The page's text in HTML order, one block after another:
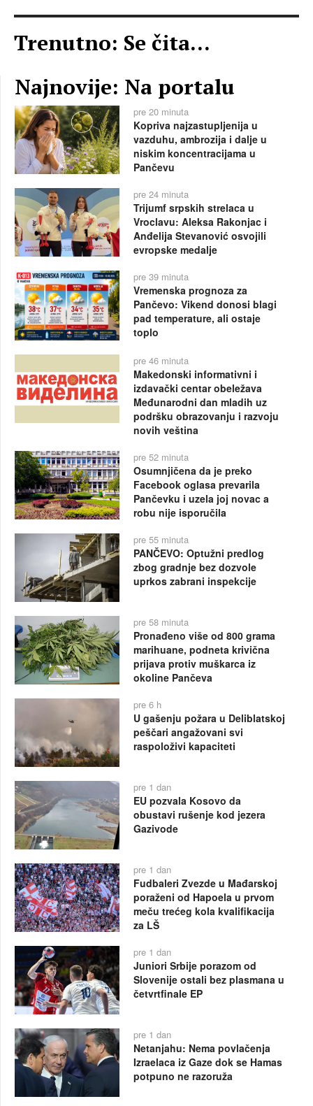
Trenutno: Se čita...
Najnovije: Na portalu
pre 20 minuta
Kopriva najzastupljenija u
vazduhu, ambrozija i dalje u
niskim koncentracijama u
Pančevu
pre 24 minuta
Trijumf srpskih strelaca u
Vroclavu: Aleksa Rakonjac i
Anđelija Stevanović osvojili
evropske medalje
pre 39 minuta
Vremenska prognoza za
Pančevo: Vikend donosi blagi
pad temperature, ali ostaje
toplo
pre 46 minuta
Makedonski informativni i
izdavački centar obeležava
Međunarodni dan mladih uz
podršku obrazovanju i razvoju
novih veština
pre 52 minuta
Osumnjičena da je preko
Facebook oglasa prevarila
Pančevku i uzela joj novac a
robu nije isporučila
pre 55 minuta
PANČEVO: Optužni predlog
zbog gradnje bez dozvole
uprkos zabrani inspekcije
pre 58 minuta
Pronađeno više od 800 grama
marihuane, podneta krivična
prijava protiv muškarca iz
okoline Pančeva
pre 6 h
U gašenju požara u Deliblatskoj
peščari angažovani svi
raspoloživi kapaciteti
pre 1 dan
EU pozvala Kosovo da
obustavi rušenje kod jezera
Gazivode
pre 1 dan
Fudbaleri Zvezde u Mađarskoj
poraženi od Hapoela u prvom
meču trećeg kola kvalifikacija
za LŠ
pre 1 dan
Juniori Srbije porazom od
Slovenije ostali bez plasmana u
četvrtfinale EP
pre 1 dan
Netanjahu: Nema povlačenja
Izraelaca iz Gaze dok se Hamas
potpuno ne razoruža